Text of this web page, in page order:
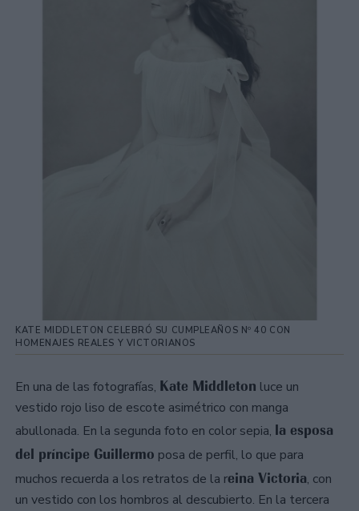
KATE MIDDLETON CELEBRÓ SU CUMPLEAÑOS Nº 40 CON
HOMENAJES REALES Y VICTORIANOS
En una de las fotografías, Kate Middleton luce un
vestido rojo liso de escote asimétrico con manga
abullonada. En la segunda foto en color sepia, la esposa
del príncipe Guillermo posa de perfil, lo que para
muchos recuerda a los retratos de la reina Victoria, con
un vestido con los hombros al descubierto. En la tercera